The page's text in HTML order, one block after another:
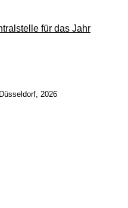
für das Jahr
2026